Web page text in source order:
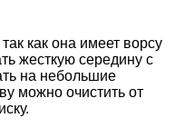
как она имеет ворсу
жесткую середину с
на небольшие
можно очистить от